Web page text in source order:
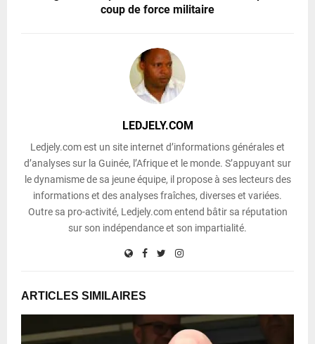
coup de force militaire
LEDJELY.COM
Ledjely.com est un site internet d’informations générales et
d’analyses sur la Guinée, l’Afrique et le monde. S’appuyant sur
le dynamisme de sa jeune équipe, il propose à ses lecteurs des
informations et des analyses fraîches, diverses et variées.
Outre sa pro-activité, Ledjely.com entend bâtir sa réputation
sur son indépendance et son impartialité.
ARTICLES SIMILAIRES